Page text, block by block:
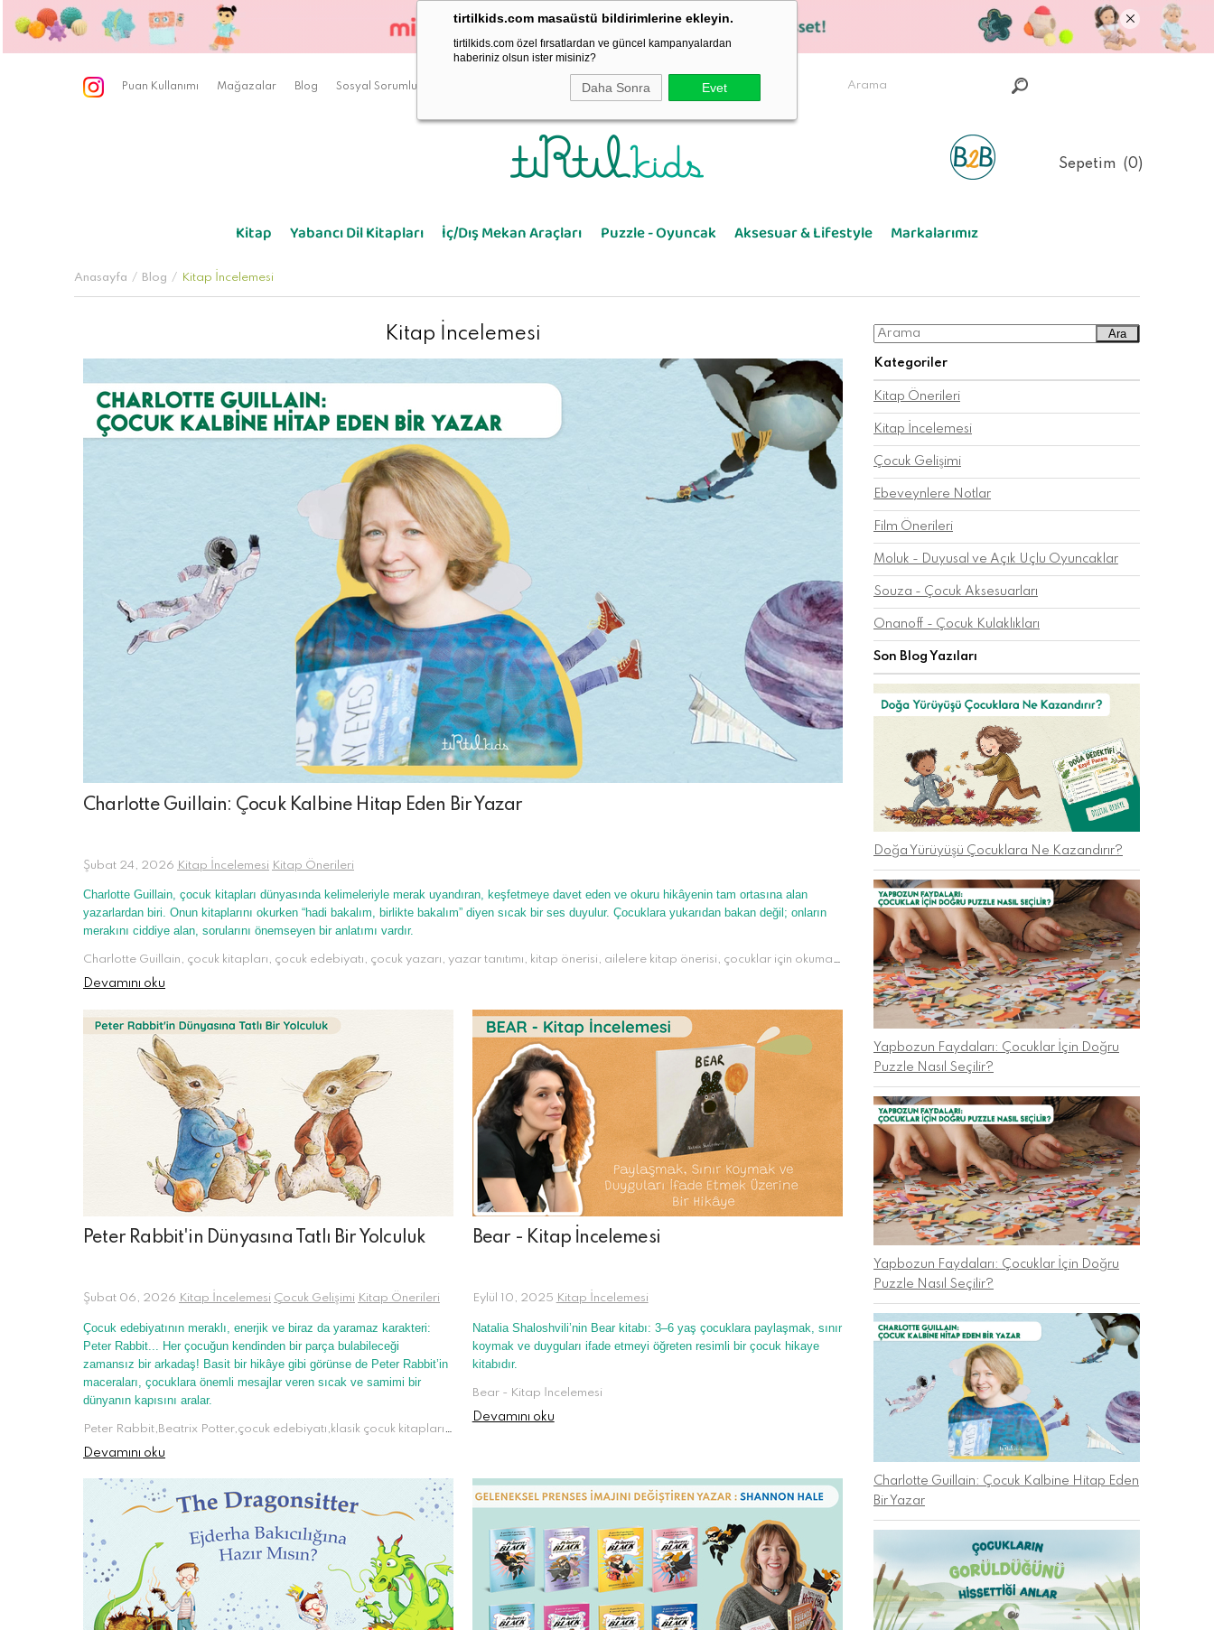
tirtilkids.com masaüstü bildirimlerine ekleyin.
tirtilkids.com özel fırsatlardan ve güncel kampanyalardan
haberiniz olsun ister misiniz?
Daha Sonra Evet
Puan Kullanımı Mağazalar Blog Sosyal Sorumluluk
Sepetim 0
Kitap Yabancı Dil Kitapları İç/Dış Mekan Araçları Puzzle - Oyuncak Aksesuar & Lifestyle Markalarımız
Anasayfa Blog Kitap İncelemesi
Kitap İncelemesi
Charlotte Guillain: Çocuk Kalbine Hitap Eden Bir Yazar
Şubat 24, 2026 Kitap İncelemesi Kitap Önerileri
Charlotte Guillain, çocuk kitapları dünyasında kelimeleriyle merak uyandıran, keşfetmeye davet eden ve okuru hikâyenin tam ortasına alan
yazarlardan biri. Onun kitaplarını okurken “hadi bakalım, birlikte bakalım” diyen sıcak bir ses duyulur. Çocuklara yukarıdan bakan değil; onların
merakını ciddiye alan, sorularını önemseyen bir anlatımı vardır.
Charlotte Guillain, çocuk kitapları, çocuk edebiyatı, çocuk yazarı, yazar tanıtımı, kitap önerisi, ailelere kitap önerisi, çocuklar için okuma, okuma alışkanlığı, merak duygusu, keşfetme, hayal gücü, hikâye anlatımı, eğitici kitaplar, eğlenceli kitaplar, okul öncesi, ilkokul, okuma keyfi, ebeveyn rehberi, çocuk gelişimi, çocuklara kitap seçimi, Roald Dahl Müzesi, Adam Guillain
Devamını oku
Peter Rabbit'in Dünyasına Tatlı Bir Yolculuk
Şubat 06, 2026 Kitap İncelemesi Çocuk Gelişimi Kitap Önerileri
Çocuk edebiyatının meraklı, enerjik ve biraz da yaramaz karakteri:
Peter Rabbit... Her çocuğun kendinden bir parça bulabileceği
zamansız bir arkadaş! Basit bir hikâye gibi görünse de Peter Rabbit’in
maceraları, çocuklara önemli mesajlar veren sıcak ve samimi bir
dünyanın kapısını aralar.
Devamını oku
Bear - Kitap İncelemesi
Eylül 10, 2025 Kitap İncelemesi
Natalia Shaloshvili’nin Bear kitabı: 3–6 yaş çocuklara paylaşmak, sınır
koymak ve duyguları ifade etmeyi öğreten resimli bir çocuk hikaye
kitabıdır.
Bear - Kitap İncelemesi
Devamını oku
Ara
Kategoriler
Kitap Önerileri
Kitap İncelemesi
Çocuk Gelişimi
Ebeveynlere Notlar
Film Önerileri
Moluk - Duyusal ve Açık Uçlu Oyuncaklar
Souza - Çocuk Aksesuarları
Onanoff - Çocuk Kulaklıkları
Son Blog Yazıları
Doğa Yürüyüşü Çocuklara Ne Kazandırır?
Yapbozun Faydaları: Çocuklar İçin Doğru
Puzzle Nasıl Seçilir?
Yapbozun Faydaları: Çocuklar İçin Doğru
Puzzle Nasıl Seçilir?
Charlotte Guillain: Çocuk Kalbine Hitap Eden
Bir Yazar